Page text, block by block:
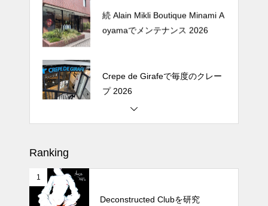
oyamaでメンテナンス 2026
プ 2026
oyamaでメンテナンス 2026
Ranking
1
Deconstructed Clubを研究